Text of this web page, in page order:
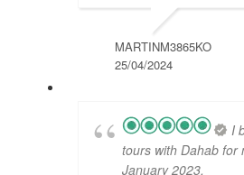
MARTINM3865KO
25/04/2024
I
tours with Dahab for
January 2023.